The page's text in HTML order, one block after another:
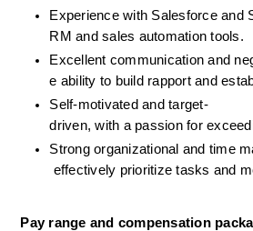
Experience with Salesforce and
RM and sales automation tools.
Excellent communication and
e ability to build rapport and
Self-motivated and target-
driven, with a passion for
Strong organizational and time
effectively prioritize tasks and
Pay range and compensation